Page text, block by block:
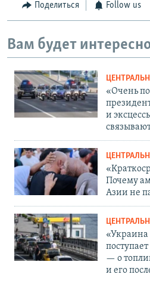
Поделиться Follow us
Вам будет
«Очень
и
Почему
Азии не
— о
и его